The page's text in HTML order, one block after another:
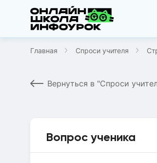
Главная Спроси учителя
Вернуться в "Спроси
Вопрос ученика